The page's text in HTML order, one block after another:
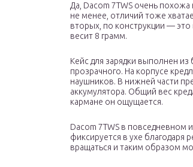
Да, Dacom 7TWS очень
не менее, отличий тоже
вторых, по конструкции —
весит 8 грамм.
Кейс для зарядки выполнен
прозрачного. На корпусе
наушников. В нижней части
аккумулятора. Общий вес
кармане он ощущается.
Dacom 7TWS в повседневном
фиксируется в ухе
вращаться и таким образом